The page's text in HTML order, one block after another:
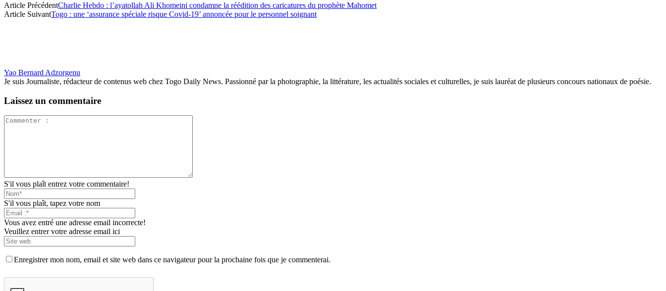
Article PrécédentCharlie Hebdo : l’ayatollah Ali Khomeini condamne la réédition des caricatures du prophète Mahomet
Article SuivantTogo : une ‘assurance spéciale risque Covid-19’ annoncée pour le personnel soignant
Yao Bernard Adzorgenu
Je suis Journaliste, rédacteur de contenus web chez Togo Daily News. Passionné par la photographie, la littérature, les actualités sociales et culturelles, je suis lauréat de plusieurs concours nationaux de poésie.
Laissez un commentaire
S'il vous plaît entrez votre commentaire!
S'il vous plaît, tapez votre nom
Vous avez entré une adresse email incorrecte!
Veuillez entrer votre adresse email ici
Enregistrer mon nom, email et site web dans ce navigateur pour la prochaine fois que je commenterai.